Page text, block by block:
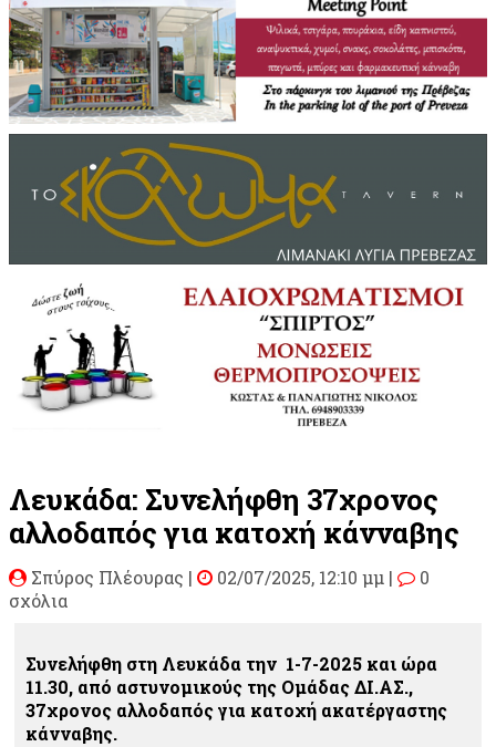
Λευκάδα: Συνελήφθη 37χρονος
αλλοδαπός για κατοχή κάνναβης
Σπύρος Πλέουρας | 02/07/2025, 12:10 μμ |
0
σχόλια
Συνελήφθη στη Λευκάδα την 1-7-2025 και ώρα
11.30, από αστυνομικούς της Ομάδας ΔΙ.ΑΣ.,
37χρονος αλλοδαπός για κατοχή ακατέργαστης
κάνναβης.